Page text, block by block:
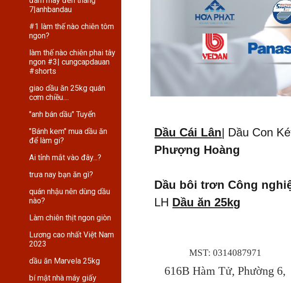
7|anhbandau
#1 làm thế nào chiên tôm
ngon?
làm thế nào chiên phai tây
ngon #3| cungcapdauan
#shorts
giao dầu ăn 25kg quán
cơm chiều....
"anh bán dầu" Tuyển
"Bánh kem" mua dầu ăn
để làm gi?
Ai tỉnh mắt vào đây...?
trưa nay bạn ăn gì?
quán nhậu nên dùng dầu
nào?
Làm chiên thịt ngon giòn
Lương cao nhất Việt Nam
2023
dầu ăn Marvela 25kg
bí mật nhà máy giấy
Dầu Cái Lân| Dầu Con
Phượng Hoàng
Dầu bôi trơn Công
LH Dầu ăn 25kg
MST: 0314087971
616B Hàm Tử, Phường 6,